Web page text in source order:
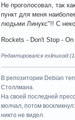
Не проголосовал, так
пункт для меня
людьми Линукс"!! С
Rockets - Don't Stop -
Редактировался exlinuxoid
В репозитории Debian
Столлмана.
На своей последней
молчал, потом
никто не видел.